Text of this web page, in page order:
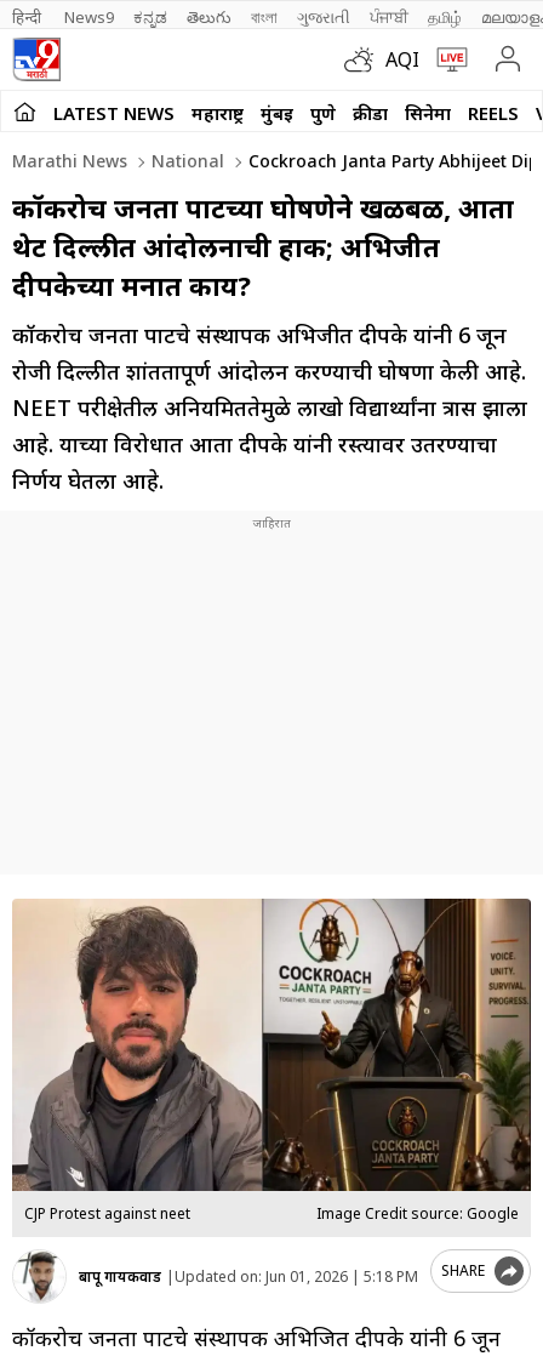
हिन्दी News9 ಕನ್ನಡ తెలుగు বাংলা ગુજરાતી ਪੰਜਾਬੀ தமிழ்
AQI
LATEST NEWS महाराष्ट्र मुंबई पुणे क्रीडा सिनेमा REELS
Marathi News National Cockroach Janta Party Abhijeet
कॉकरोच जनता पार्टीच्या घोषणेने खळबळ, आता
थेट दिल्लीत आंदोलनाची हाक; अभिजीत
दीपकेच्या मनात काय?
कॉकरोच जनता पार्टीचे संस्थापक अभिजीत दीपके यांनी 6 जून
रोजी दिल्लीत शांततापूर्ण आंदोलन करण्याची घोषणा केली आहे.
NEET परीक्षेतील अनियमिततेमुळे लाखो विद्यार्थ्यांना त्रास झाला
आहे. याच्या विरोधात आता दीपके यांनी रस्त्यावर उतरण्याचा
निर्णय घेतला आहे.
CJP Protest against neet Image Credit source: Google
बापू गायकवाड |Updated on: Jun 01, 2026 | 5:18 PM SHARE
कॉकरोच जनता पार्टीचे संस्थापक अभिजित दीपके यांनी 6 जून